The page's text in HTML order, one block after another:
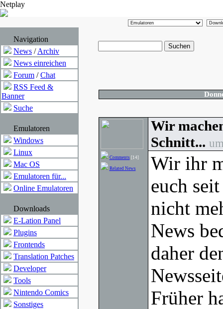
Netplay
Navigation
News /Archiv
News einreichen
Forum /Chat
RSS Feed &
Banner
Suche
Emulatoren
Windows
Linux
Mac OS
Emulatoren für...
Online Emulatoren
Downloads
E-Lation Panel
Plugins
Frontends
Translation Patches
Developer
Tools
Nintendo Comics
Sonstiges
Comments [14]
Related News
Wir
Schnitt...
Wir ihr
euch
nicht
News
daher
Früher